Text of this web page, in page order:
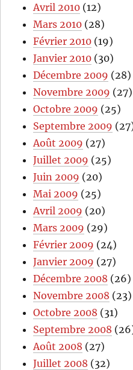
Avril 2010 (12)
Mars 2010 (28)
Février 2010 (19)
Janvier 2010 (30)
Décembre 2009 (28)
Novembre 2009 (27)
Octobre 2009 (25)
Septembre 2009
Août 2009 (27)
Juillet 2009 (25)
Juin 2009 (20)
Mai 2009 (25)
Avril 2009 (20)
Mars 2009 (29)
Février 2009 (24)
Janvier 2009 (27)
Décembre 2008 (26)
Novembre 2008 (23)
Octobre 2008 (31)
Septembre 2008
Août 2008 (27)
Juillet 2008 (32)